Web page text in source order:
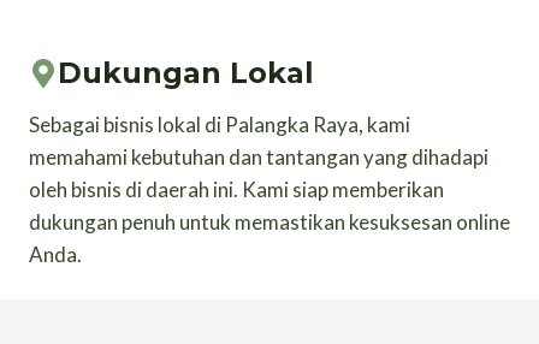
Dukungan Lokal
Sebagai bisnis lokal di Palangka Raya, kami
memahami kebutuhan dan tantangan yang dihadapi
oleh bisnis di daerah ini. Kami siap memberikan
dukungan penuh untuk memastikan kesuksesan online
Anda.